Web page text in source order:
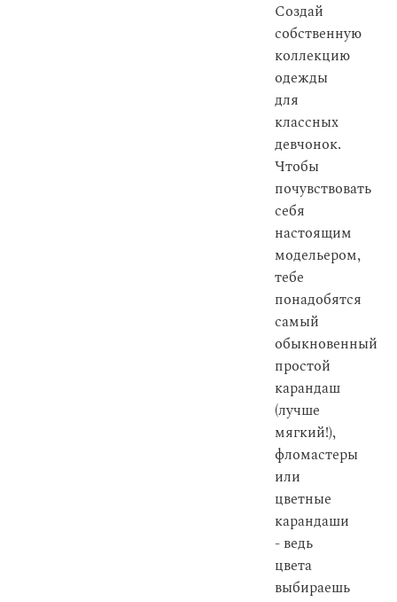
Создай
собственную
коллекцию
одежды
для
классных
девчонок.
Чтобы
почувствовать
себя
настоящим
модельером,
тебе
понадобятся
самый
обыкновенный
простой
карандаш
(лучше
мягкий!),
фломастеры
или
цветные
карандаши
- ведь
цвета
выбираешь